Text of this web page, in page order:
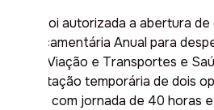
Ainda foi autorizada a abertura
Lei Orçamentária Anual para
Obras, Viação e Transportes e
contratação temporária de dois
meses, com jornada de 40 horas